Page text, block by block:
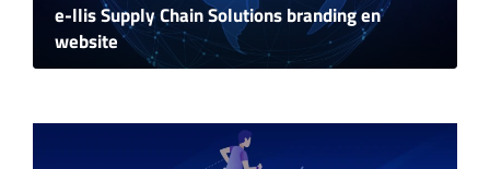
e-llis Supply Chain Solutions branding en
website